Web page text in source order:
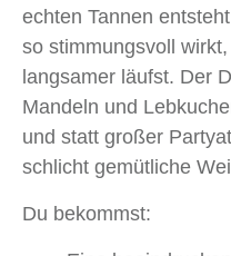
echten Tannen
so stimmungsvoll
langsamer läufst. Der
Mandeln und
und statt großer
schlicht gemütliche
Du bekommst: